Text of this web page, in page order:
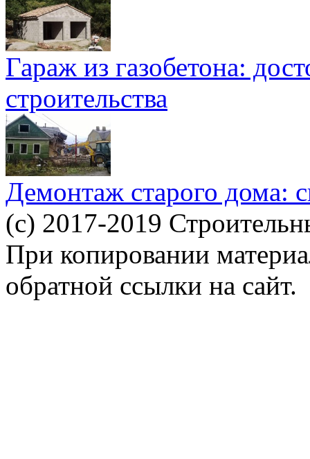
Гараж из газобетона:
строительства
Демонтаж старого дома:
(c) 2017-2019
При копировании
обратной ссылки на сайт.